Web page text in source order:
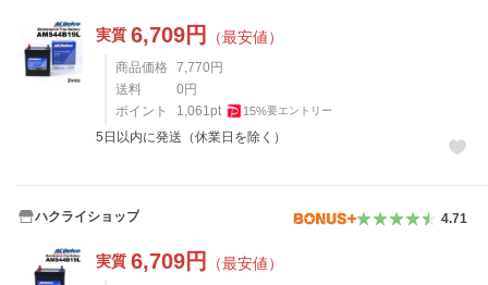
実質 6,709円 （最安値）
商品価格 7,770 円
送料
0 円
ポイント
1,061pt 15%要エントリー
5日以内に発送（休業日を除く）
ハクライショップ 4.71
実質 6,709円 （最安値）